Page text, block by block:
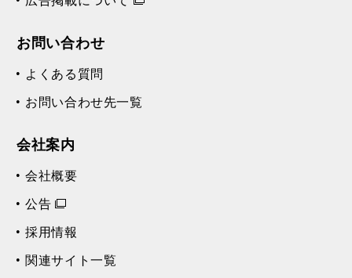
お問い合わせ
よくある質問
お問い合わせ先一覧
会社案内
会社概要
公告
採用情報
関連サイト一覧